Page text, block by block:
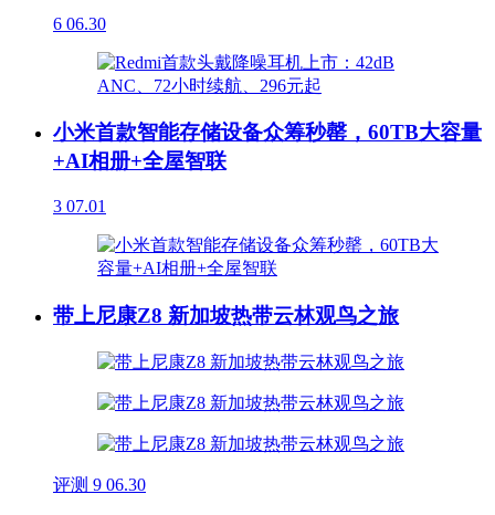
6 06.30
小米首款智能存储设备众筹秒罄，60TB大容量
+AI相册+全屋智联
3 07.01
带上尼康Z8 新加坡热带云林观鸟之旅
评测 9 06.30